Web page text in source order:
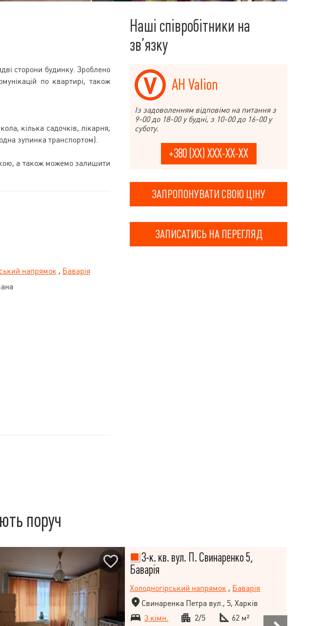
сторони будинку. Зроблено
по квартирі, також
кілька садочків, лікарня,
зупинка транспортом).
а також можемо залишити
напрямок , Баварія
Наші співробітники на
зв’язку
АН Valion
Із задоволенням відповімо на питання з
9-00 до 18-00 у будні, з 10-00 до 16-00 у
суботу.
+380 (XX) XXX-XX-XX
ЗАПРОПОНУВАТИ СВОЮ ЦІНУ
ЗАПИСАТИСЬ НА ПЕРЕГЛЯД
поруч
3-к. кв. вул. П. Свинаренко 5,
Баварія
Холодногірський напрямок , Баварія
Свинаренка Петра вул., 5, Харків
3 кімн.
2/5
62 м²